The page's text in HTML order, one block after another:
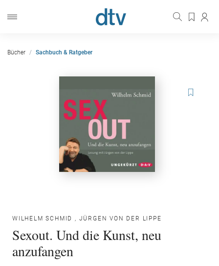
Bücher Sachbuch & Ratgeber
WILHELM SCHMID , JÜRGEN VON DER LIPPE
Sexout. Und die Kunst, neu
anzufangen